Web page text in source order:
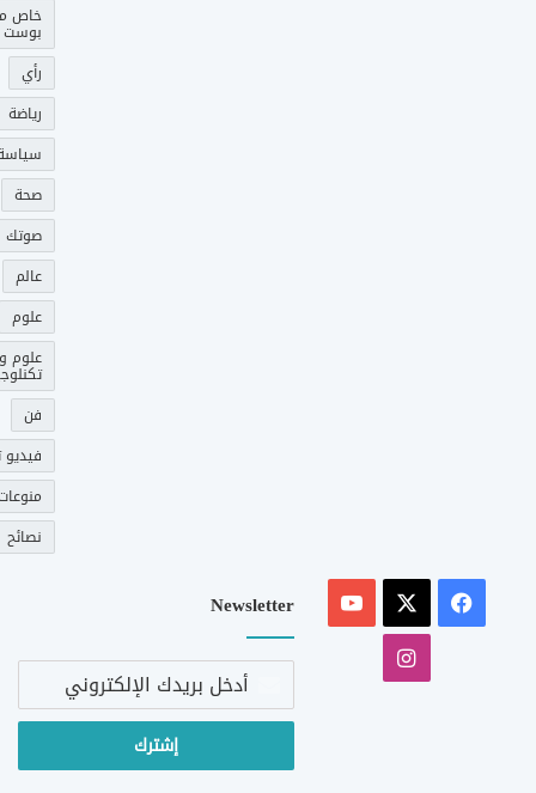
خاص
بوست
رأي
رياضة
صحة
عالم
علوم
علوم و
فن
فيديو
نصائح
فيسبوك
‫YouTube
انستقرام
Newsletter
أدخل
الإلكتروني